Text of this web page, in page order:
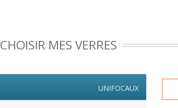
CHOISIR MES VERRES
UNIFOCAUX